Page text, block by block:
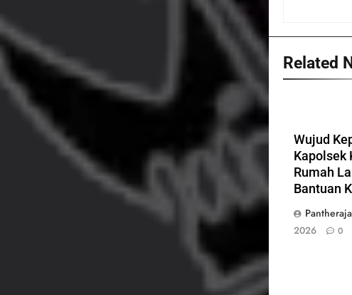
Related
Wujud
Kapolsek
Rumah
Bantuan
2026
0